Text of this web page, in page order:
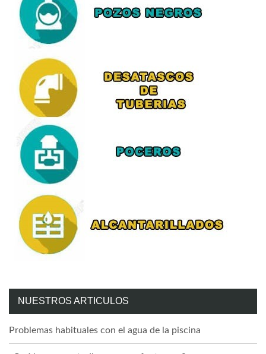
NUESTROS ARTICULOS
Problemas habituales con el agua de la piscina